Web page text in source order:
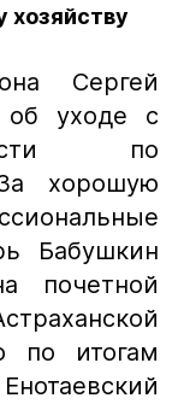
хозяйству
Сергей
об уходе с
по
хорошую
Бабушкин
почетной
по итогам